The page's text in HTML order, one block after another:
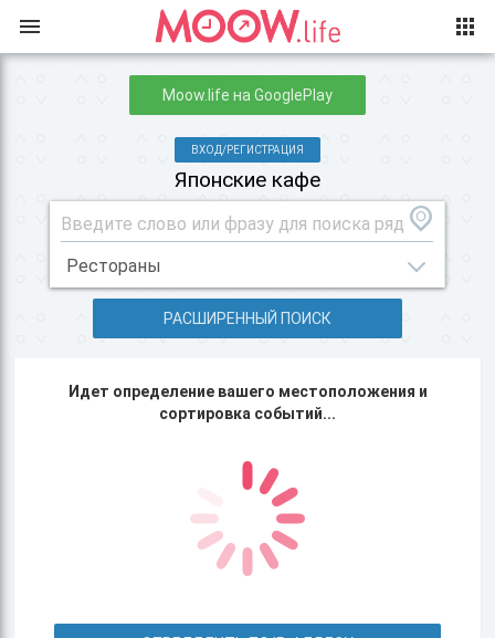
Moow.life на GooglePlay
ВХОД/РЕГИСТРАЦИЯ
Японские кафе
РАСШИРЕННЫЙ ПОИСК
Идет определение вашего местоположения и
сортировка событий...